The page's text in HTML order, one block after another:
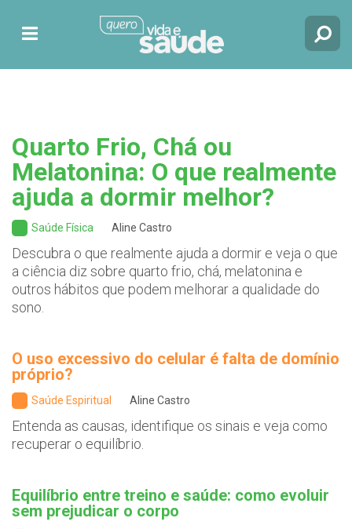
Quarto Frio, Chá ou
Melatonina: O que realmente
ajuda a dormir melhor?
Saúde Física Aline Castro
Descubra o que realmente ajuda a dormir e veja o que
a ciência diz sobre quarto frio, chá, melatonina e
outros hábitos que podem melhorar a qualidade do
sono.
O uso excessivo do celular é falta de domínio
próprio?
Saúde Espiritual Aline Castro
Entenda as causas, identifique os sinais e veja como
recuperar o equilíbrio.
Equilíbrio entre treino e saúde: como evoluir
sem prejudicar o corpo